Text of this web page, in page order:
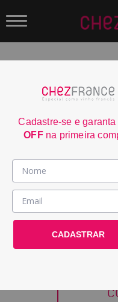
Vinhos >
País / Região >
Le Club >
ORDENAR POR:
DE:R$
Cadastre-se e garanta
OFFna primeira
CADASTRAR